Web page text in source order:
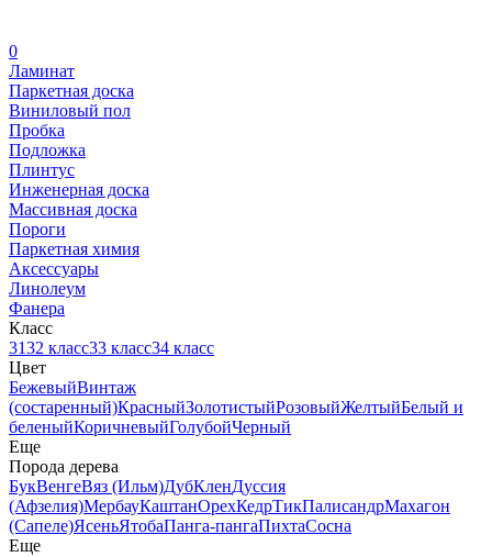
0
Ламинат
Паркетная доска
Виниловый пол
Пробка
Подложка
Плинтус
Инженерная доска
Массивная доска
Пороги
Паркетная химия
Аксессуары
Линолеум
Фанера
Класс
3132 класс33 класс34 класс
Цвет
БежевыйВинтаж
(состаренный)КрасныйЗолотистыйРозовыйЖелтыйБелый и
беленыйКоричневыйГолубойЧерный
Еще
Порода дерева
БукВенгеВяз (Ильм)ДубКленДуссия
(Афзелия)МербауКаштанОрехКедрТикПалисандрМахагон
(Сапеле)ЯсеньЯтобаПанга-пангаПихтаСосна
Еще